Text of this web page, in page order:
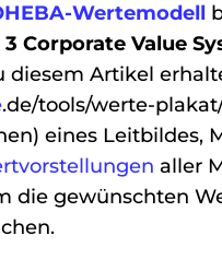
Wertemodell
3 Corporate Value
diesem Artikel
.de/tools/werte-
eines Leitbildes,
aller
die gewünschten